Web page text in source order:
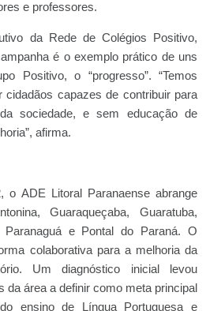
e professores.
da Rede de Colégios Positivo,
é o exemplo prático de uns
Positivo, o “progresso”. “Temos
cidadãos capazes de contribuir para
sociedade, e sem educação de
afirma.
o ADE Litoral Paranaense abrange
Guaraqueçaba, Guaratuba,
Paranaguá e Pontal do Paraná. O
colaborativa para a melhoria da
Um diagnóstico inicial levou
da área a definir como meta principal
ensino de Língua Portuguesa e